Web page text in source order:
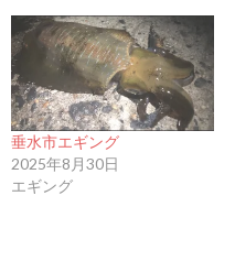
垂水市エギング
2025年8月30日
エギング